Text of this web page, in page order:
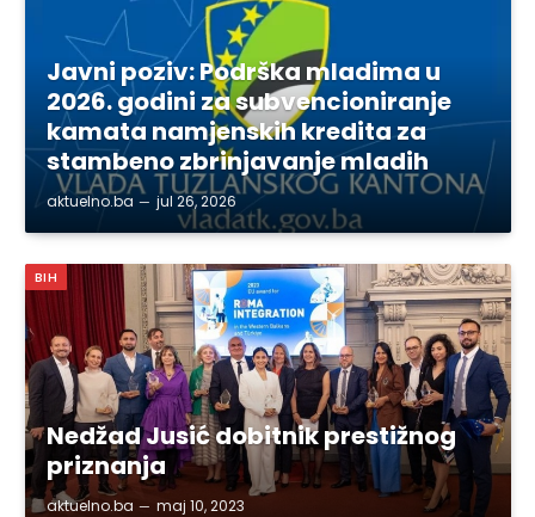
Javni poziv: Podrška mladima u
2026. godini za subvencioniranje
kamata namjenskih kredita za
stambeno zbrinjavanje mladih
aktuelno.ba jul 26, 2026
BIH
Nedžad Jusić dobitnik prestižnog
priznanja
aktuelno.ba maj 10, 2023